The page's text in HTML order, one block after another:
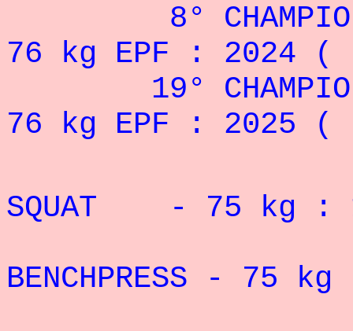
8°
76 kg EPF : 2024 (
19°
76 kg EPF : 2025 (
SQUAT - 75 kg :
BENCHPRESS - 75